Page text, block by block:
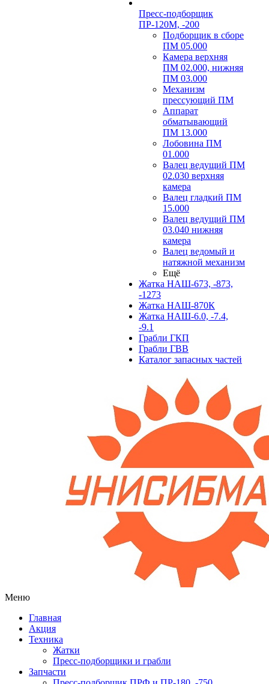
Пресс-подборщик
ПР-120М, -200
Подборщик в сборе
ПМ 05.000
Камера верхняя
ПМ 02.000, нижняя
ПМ 03.000
Механизм
прессующий ПМ
Аппарат
обматывающий
ПМ 13.000
Лобовина ПМ
01.000
Валец ведущий ПМ
02.030 верхняя
камера
Валец гладкий ПМ
15.000
Валец ведущий ПМ
03.040 нижняя
камера
Валец ведомый и
натяжной механизм
Ещё
Жатка НАШ-673, -873,
-1273
Жатка НАШ-870К
Жатка НАШ-6.0, -7.4,
-9.1
Грабли ГКП
Грабли ГВВ
Каталог запасных частей
Меню
Главная
Акция
Техника
Жатки
Пресс-подборщики и грабли
Запчасти